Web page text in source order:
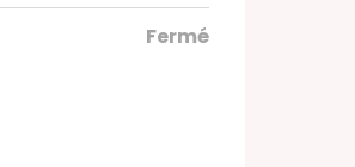
Fermé